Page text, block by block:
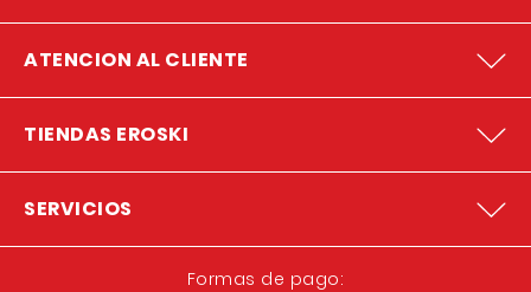
ATENCION AL CLIENTE
TIENDAS EROSKI
SERVICIOS
Formas de pago: